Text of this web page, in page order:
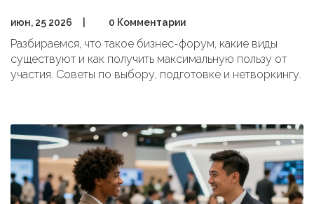
июн, 25 2026 0 Комментарии
Разбираемся, что такое бизнес-форум, какие виды
существуют и как получить максимальную пользу от
участия. Советы по выбору, подготовке и нетворкингу.